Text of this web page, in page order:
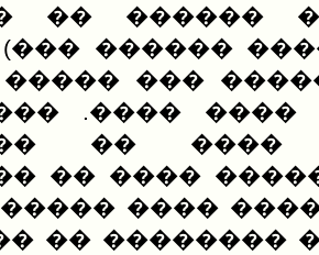
(����
��� ����
�����
���� ����
�� ����
�����
�� �����
��� ��